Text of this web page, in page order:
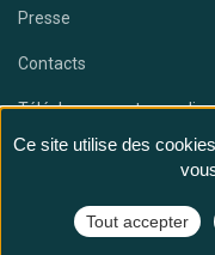
Presse
Contacts
Téléchargez notre
@
Ce site utilise des
Tout accepter